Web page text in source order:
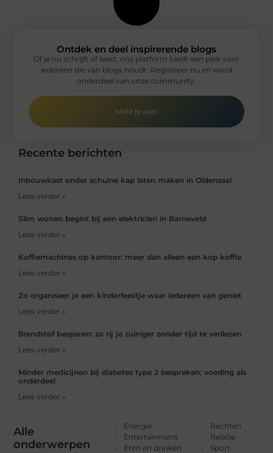
Alle
onderwerpen
Energie
Entertainment
Eten en drinken
Rechten
Relatie
Sport
Recente berichten
Inbouwkast onder schuine kap laten maken in Oldenzaal
Lees verder »
Slim wonen begint bij een elektricien in Barneveld
Lees verder »
Koffiemachines op kantoor: meer dan alleen een kop koffie
Lees verder »
Zo organiseer je een kinderfeestje waar iedereen van geniet
Lees verder »
Brandstof besparen: zo rij je zuiniger zonder tijd te verliezen
Lees verder »
Minder medicijnen bij diabetes type 2 bespreken: voeding als
onderdeel
Lees verder »
Ontdek en deel inspirerende blogs
Of je nu schrijft of leest, ons platform biedt een plek voor
iedereen die van blogs houdt. Registreer nu en word
onderdeel van onze community.
Meld je aan!